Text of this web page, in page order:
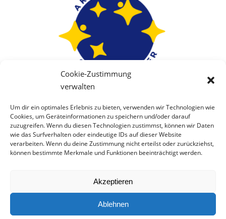
Cookie-Zustimmung
verwalten
Um dir ein optimales Erlebnis zu bieten, verwenden wir Technologien wie
Cookies, um Geräteinformationen zu speichern und/oder darauf
zuzugreifen. Wenn du diesen Technologien zustimmst, können wir Daten
wie das Surfverhalten oder eindeutige IDs auf dieser Website
verarbeiten. Wenn du deine Zustimmung nicht erteilst oder zurückziehst,
können bestimmte Merkmale und Funktionen beeinträchtigt werden.
Akzeptieren
Ablehnen
© 2025 Stiller Stern Trier e.V.